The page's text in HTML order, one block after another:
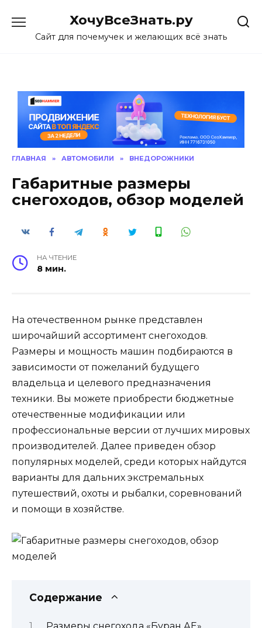
content
ХочуВсеЗнать.ру
Сайт для почемучек и желающих всё знать
ГЛАВНАЯ » АВТОМОБИЛИ » ВНЕДОРОЖНИКИ
Габаритные размеры
снегоходов, обзор моделей
НА ЧТЕНИЕ
8 мин.
На отечественном рынке представлен
широчайший ассортимент снегоходов.
Размеры и мощность машин подбираются в
зависимости от пожеланий будущего
владельца и целевого предназначения
техники. Вы можете приобрести бюджетные
отечественные модификации или
профессиональные версии от лучших мировых
производителей. Далее приведен обзор
популярных моделей, среди которых найдутся
варианты для дальних экстремальных
путешествий, охоты и рыбалки, соревнований
и помощи в хозяйстве.
Содержание